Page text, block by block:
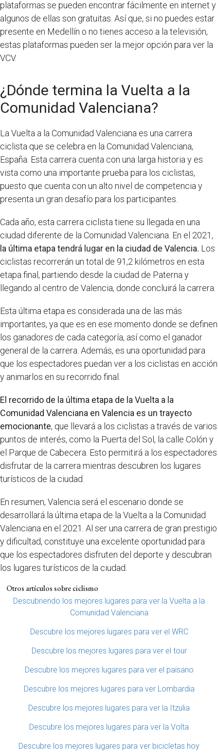
plataformas se pueden encontrar fácilmente en internet y
algunos de ellas son gratuitas. Así que, si no puedes estar
presente en Medellín o no tienes acceso a la televisión,
estas plataformas pueden ser la mejor opción para ver la
VCV.
¿Dónde termina la Vuelta a la
Comunidad Valenciana?
La Vuelta a la Comunidad Valenciana es una carrera
ciclista que se celebra en la Comunidad Valenciana,
España. Esta carrera cuenta con una larga historia y es
vista como una importante prueba para los ciclistas,
puesto que cuenta con un alto nivel de competencia y
presenta un gran desafío para los participantes.
Cada año, esta carrera ciclista tiene su llegada en una
ciudad diferente de la Comunidad Valenciana. En el 2021,
la última etapa tendrá lugar en la ciudad de Valencia. Los
ciclistas recorrerán un total de 91,2 kilómetros en esta
etapa final, partiendo desde la ciudad de Paterna y
llegando al centro de Valencia, donde concluirá la carrera.
Esta última etapa es considerada una de las más
importantes, ya que es en ese momento donde se definen
los ganadores de cada categoría, así como el ganador
general de la carrera. Además, es una oportunidad para
que los espectadores puedan ver a los ciclistas en acción
y animarlos en su recorrido final.
El recorrido de la última etapa de la Vuelta a la
Comunidad Valenciana en Valencia es un trayecto
emocionante, que llevará a los ciclistas a través de varios
puntos de interés, como la Puerta del Sol, la calle Colón y
el Parque de Cabecera. Esto permitirá a los espectadores
disfrutar de la carrera mientras descubren los lugares
turísticos de la ciudad.
En resumen, Valencia será el escenario donde se
desarrollará la última etapa de la Vuelta a la Comunidad
Valenciana en el 2021. Al ser una carrera de gran prestigio
y dificultad, constituye una excelente oportunidad para
que los espectadores disfruten del deporte y descubran
los lugares turísticos de la ciudad.
Otros artículos sobre ciclismo
Descubriendo los mejores lugares para ver la Vuelta a la
Comunidad Valenciana
Descubre los mejores lugares para ver el WRC
Descubre los mejores lugares para ver el tour
Descubre los mejores lugares para ver el paisano
Descubre los mejores lugares para ver Lombardia
Descubre los mejores lugares para ver la Itzulia
Descubre los mejores lugares para ver la Volta
Descubre los mejores lugares para ver bicicletas hoy